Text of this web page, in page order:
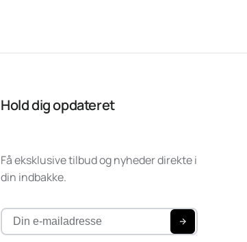
Hold dig opdateret
Få eksklusive tilbud og nyheder direkte i
din indbakke.